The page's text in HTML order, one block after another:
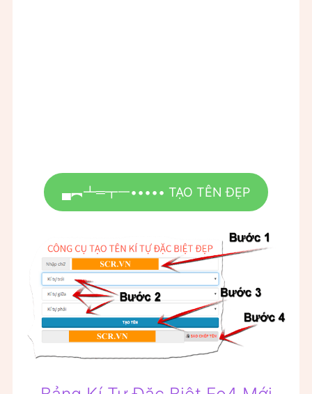
▄︻┻═┳一••••• TẠO TÊN ĐẸP